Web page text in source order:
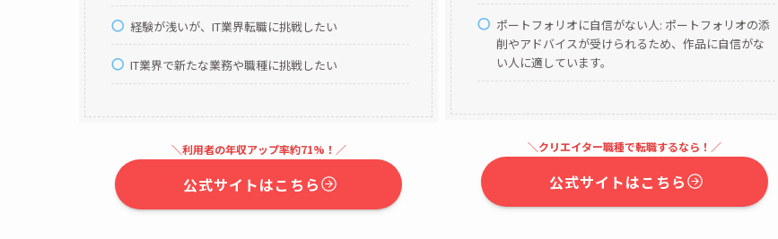
経験が浅いが、IT業界転職に挑戦したい
IT業界で新たな業務や職種に挑戦したい
＼利用者の年収アップ率約71%！／
公式サイトはこちら
ポートフォリオに自信がない人: ポートフォリオの添
削やアドバイスが受けられるため、作品に自信がな
い人に適しています。
＼クリエイター職種で転職するなら！／
公式サイトはこちら